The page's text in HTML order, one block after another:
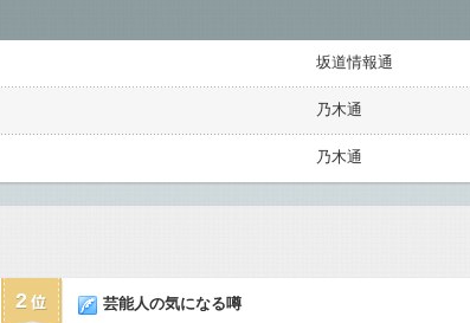
坂道情報通
乃木通
乃木通
2 芸能人の気になる噂